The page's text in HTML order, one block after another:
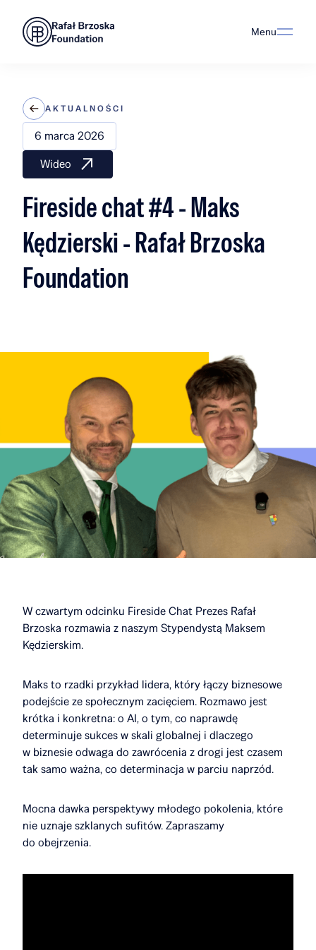
Menu
AKTUALNOŚCI
6 marca 2026
Wideo
Fireside chat #4 - Maks
Kędzierski - Rafał Brzoska
Foundation
W czwartym odcinku Fireside Chat Prezes Rafał
Brzoska rozmawia z naszym Stypendystą Maksem
Kędzierskim.
Maks to rzadki przykład lidera, który łączy biznesowe
podejście ze społecznym zacięciem. Rozmawo jest
krótka i konkretna: o AI, o tym, co naprawdę
determinuje sukces w skali globalnej i dlaczego
w biznesie odwaga do zawrócenia z drogi jest czasem
tak samo ważna, co determinacja w parciu naprzód.
Mocna dawka perspektywy młodego pokolenia, które
nie uznaje szklanych sufitów. Zapraszamy
do obejrzenia.